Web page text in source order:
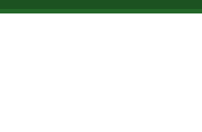
Skip to main content